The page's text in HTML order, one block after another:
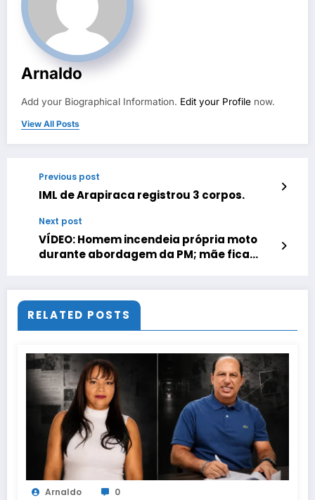
Arnaldo
Add your Biographical Information. Edit your Profile now.
View All Posts
Previous post
IML de Arapiraca registrou 3 corpos.
Next post
VÍDEO: Homem incendeia própria moto
durante abordagem da PM; mãe fica
RELATED POSTS
Arnaldo 0